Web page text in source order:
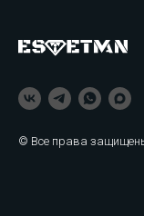
© Все права